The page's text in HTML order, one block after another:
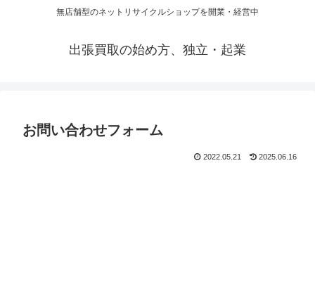
無店舗型のネットリサイクルショップを開業・経営中
出張買取の始め方、独立・起業
お問い合わせフォーム
2022.05.21 2025.06.16